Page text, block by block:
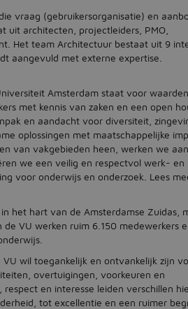
vraag (gebruikersorganisatie) en
uit architecten, projectleiders, PMO,
Het team Architectuur bestaat uit 9
aangevuld met externe expertise.
Amsterdam staat voor
met kennis van zaken en een open
en aandacht voor diversiteit,
oplossingen met maatschappelijke
van vakgebieden heen, werken we
we een veilig en respectvol werk- en
voor onderwijs en onderzoek. Lees
het hart van de Amsterdamse Zuidas,
VU werken ruim 6.150 medewerkers
wil toegankelijk en ontvankelijk zijn
overtuigingen, voorkeuren en
en interesse leiden verschillen
tot excellentie en een ruimer